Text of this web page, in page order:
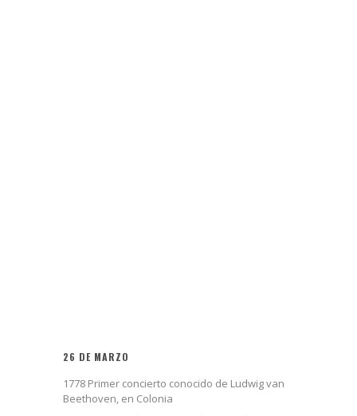
26 DE MARZO
1778 Primer concierto conocido de Ludwig van
Beethoven, en Colonia